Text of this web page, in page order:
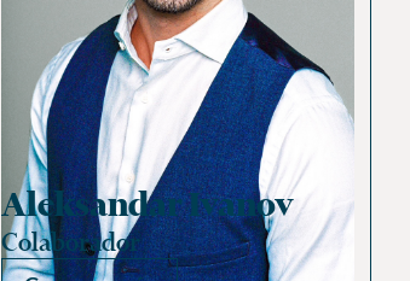
Aleksandar Ivanov
Colaborador